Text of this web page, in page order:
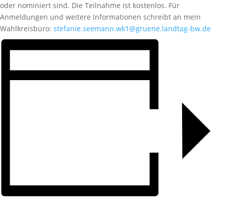
oder nominiert sind. Die Teilnahme ist kostenlos. Für
Anmeldungen und weitere Informationen schreibt an mein
Wahlkreisbüro: stefanie.seemann.wk1@gruene.landtag-bw.de